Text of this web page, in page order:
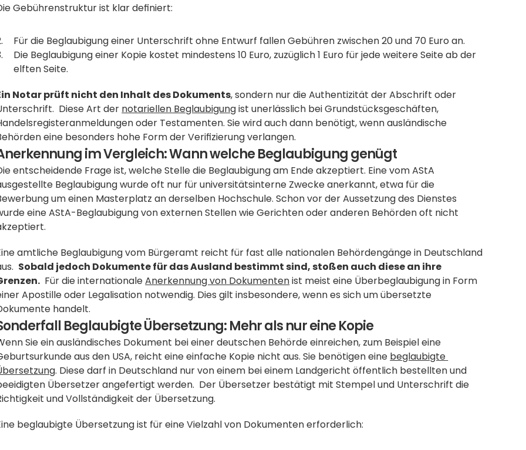
Gebührenstruktur ist klar definiert:
Für die Beglaubigung einer Unterschrift ohne Entwurf fallen Gebühren zwischen 20 und 70 Euro an.
Die Beglaubigung einer Kopie kostet mindestens 10 Euro, zuzüglich 1 Euro für jede weitere Seite ab der
elften Seite.
Notar prüft nicht den Inhalt des Dokuments, sondern nur die Authentizität der Abschrift oder
Diese Art der notariellen Beglaubigung ist unerlässlich bei Grundstücksgeschäften,
oder Testamenten. Sie wird auch dann benötigt, wenn ausländische
eine besonders hohe Form der Verifizierung verlangen.
im Vergleich: Wann welche Beglaubigung genügt
entscheidende Frage ist, welche Stelle die Beglaubigung am Ende akzeptiert. Eine vom AStA
Beglaubigung wurde oft nur für universitätsinterne Zwecke anerkannt, etwa für die
um einen Masterplatz an derselben Hochschule. Schon vor der Aussetzung des Dienstes
eine AStA-Beglaubigung von externen Stellen wie Gerichten oder anderen Behörden oft nicht
amtliche Beglaubigung vom Bürgeramt reicht für fast alle nationalen Behördengänge in Deutschland
Sobald jedoch Dokumente für das Ausland bestimmt sind, stoßen auch diese an ihre
  Für die internationale
Anerkennung von Dokumenten ist meist eine Überbeglaubigung in Form
Apostille oder Legalisation notwendig. Dies gilt insbesondere, wenn es sich um übersetzte
handelt.
Beglaubigte Übersetzung: Mehr als nur eine Kopie
Sie ein ausländisches Dokument bei einer deutschen Behörde einreichen, zum Beispiel eine
aus den USA, reicht eine einfache Kopie nicht aus. Sie benötigen eine beglaubigte
. Diese darf in Deutschland nur von einem bei einem Landgericht öffentlich bestellten und
Übersetzer angefertigt werden.  Der Übersetzer bestätigt mit Stempel und Unterschrift die
und Vollständigkeit der Übersetzung.
beglaubigte Übersetzung ist für eine Vielzahl von Dokumenten erforderlich: